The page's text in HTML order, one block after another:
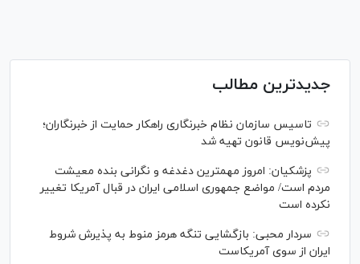
جدیدترین مطالب
تاسیس سازمان نظام خبرنگاری راهکار حمایت از خبرنگاران؛
پیش‌نویس قانون تهیه شد
پزشکیان: امروز مهمترین دغدغه و نگرانی بنده معیشت
مردم است/ مواضع جمهوری اسلامی ایران در قبال آمریکا تغییر
نکرده است
سردار محبی: بازگشایی تنگه هرمز منوط به پذیرش شروط
ایران از سوی آمریکاست